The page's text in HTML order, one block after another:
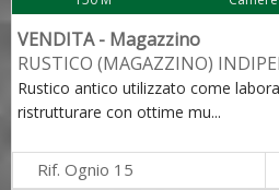
VENDITA - Magazzino
RUSTICO (MAGAZZINO)
Rustico antico utilizzato come
ristrutturare con ottime mu...
Rif. Ognio 15